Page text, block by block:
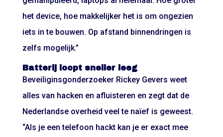
het device, hoe makkelijker het is om ongezien
iets in te bouwen. Op afstand binnendringen is
zelfs mogelijk.”
Batterij loopt sneller leeg
Beveiliginsgonderzoeker Rickey Gevers weet
alles van hacken en afluisteren en zegt dat de
Nederlandse overheid veel te naïef is geweest.
“Als je een telefoon hackt kan je er exact mee